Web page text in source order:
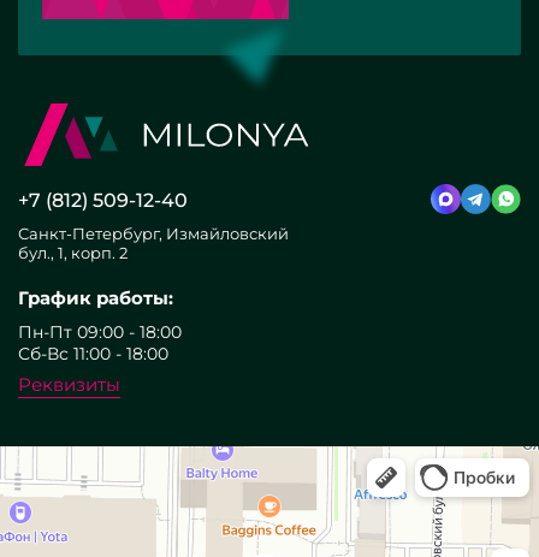
+7 (812) 509-12-40
Санкт-Петербург, Измайловский
бул., 1, корп. 2
График работы:
Пн-Пт 09:00 - 18:00
Сб-Вс 11:00 - 18:00
Реквизиты